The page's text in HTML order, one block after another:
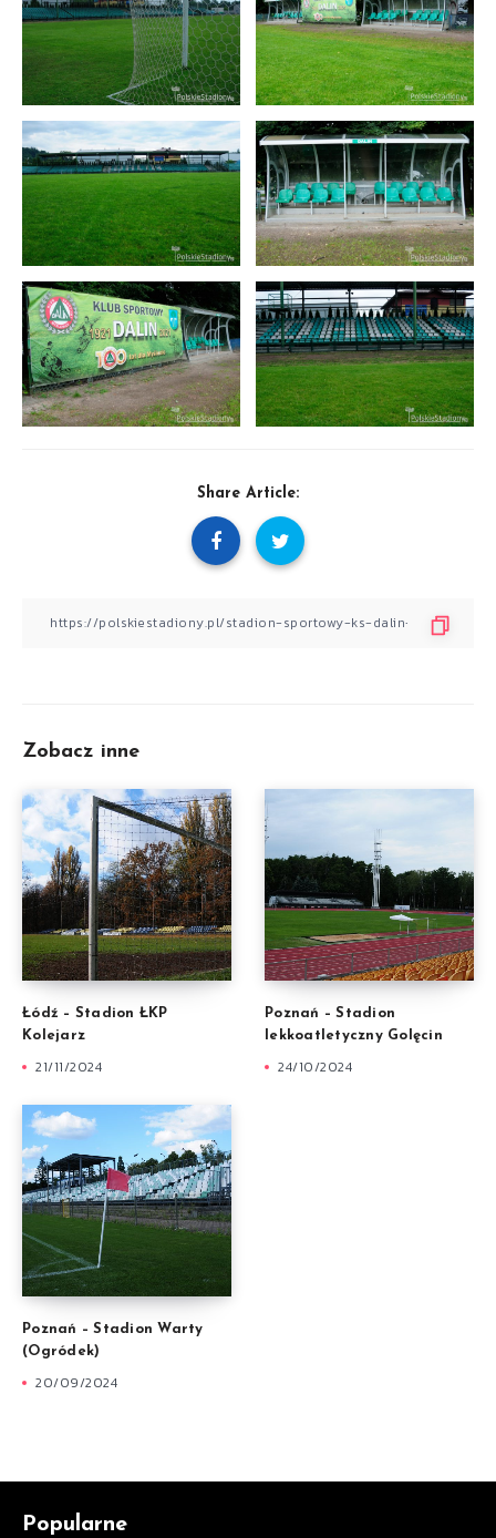
Share Article:
Zobacz inne
Łódź – Stadion ŁKP
Kolejarz
21/11/2024
Poznań – Stadion
lekkoatletyczny Golęcin
24/10/2024
Poznań – Stadion Warty
(Ogródek)
20/09/2024
Popularne